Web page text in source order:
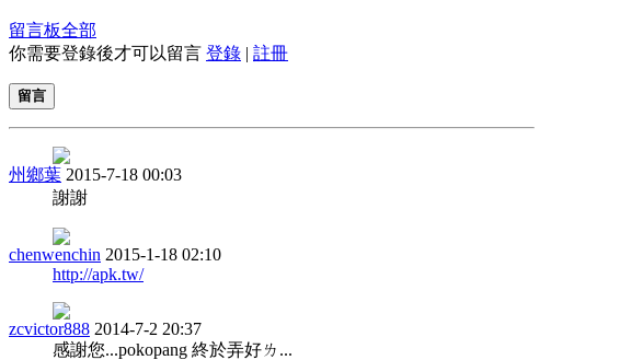
留言板全部
你需要登錄後才可以留言 登錄 | 註冊
留言
州鄉葉 2015-7-18 00:03
謝謝
chenwenchin 2015-1-18 02:10
http://apk.tw/
zcvictor888 2014-7-2 20:37
感謝您...pokopang 終於弄好ㄌ...